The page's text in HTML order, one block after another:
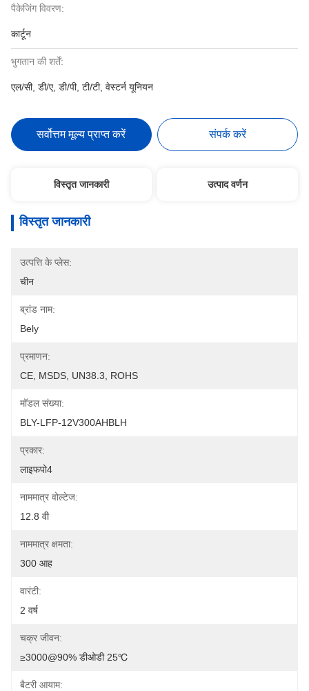
पैकेजिंग विवरण:
कार्टून
भुगतान की शर्तें:
एल/सी, डी/ए, डी/पी, टी/टी, वेस्टर्न यूनियन
सर्वोत्तम मूल्य प्राप्त करें संपर्क करें
विस्तृत जानकारी उत्पाद वर्णन
विस्तृत जानकारी
उत्पत्ति के प्लेस:
चीन
ब्रांड नाम:
Bely
प्रमाणन:
CE, MSDS, UN38.3, ROHS
मॉडल संख्या:
BLY-LFP-12V300AHBLH
प्रकार:
लाइफपो4
नाममात्र वोल्टेज:
12.8 वी
नाममात्र क्षमता:
300 आह
वारंटी:
2 वर्ष
चक्र जीवन:
≥3000@90% डीओडी 25℃
बैटरी आयाम: